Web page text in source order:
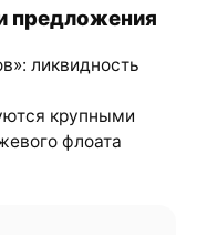
предложения
ликвидность
крупными
флоата